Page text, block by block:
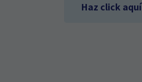
Haz click aquí